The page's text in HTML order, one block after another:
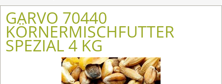
GARVO 70440
KÖRNERMISCHFUTTER
SPEZIAL 4 KG